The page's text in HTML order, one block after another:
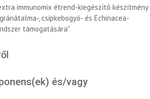
immunomix étrend-kiegészítő készítmény
, csipkebogyó- és Echinacea-
támogatására"
és/vagy